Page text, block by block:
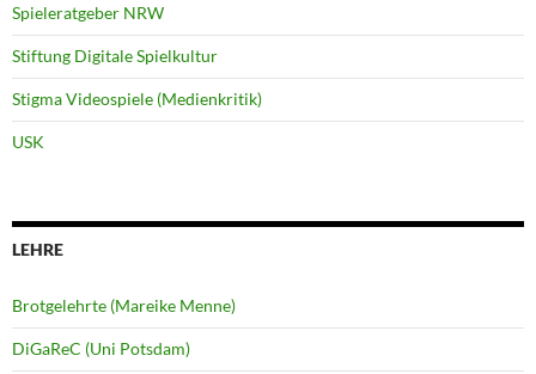
Spieleratgeber NRW
Stiftung Digitale Spielkultur
Stigma Videospiele (Medienkritik)
USK
LEHRE
Brotgelehrte (Mareike Menne)
DiGaReC (Uni Potsdam)